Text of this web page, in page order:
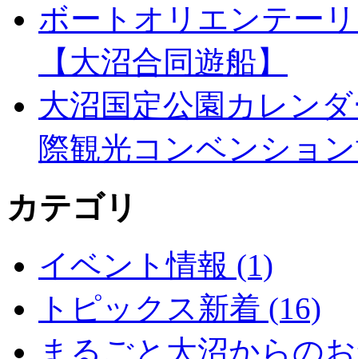
ボートオリエンテー
【大沼合同遊船】
大沼国定公園カレン
際観光コンベンショ
カテゴリ
イベント情報 (1)
トピックス新着 (16)
まるごと大沼からの